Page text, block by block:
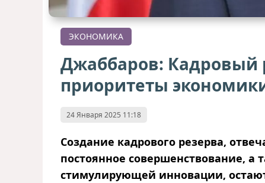
ЭКОНОМИКА
Джаббаров: Кадровый
приоритеты
24 Января 2025 11:18
Создание кадрового резерва,
постоянное совершенствование,
стимулирующей инновации,